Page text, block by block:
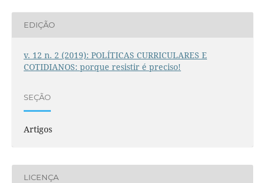
EDIÇÃO
v. 12 n. 2 (2019): POLÍTICAS CURRICULARES E
COTIDIANOS: porque resistir é preciso!
SEÇÃO
Artigos
LICENÇA